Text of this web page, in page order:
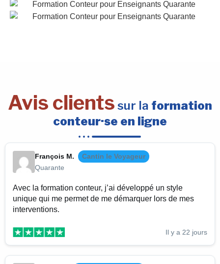
Avis clients sur la formation
conteur·se en ligne
François M.
Cantin le Voyageur
Quarante
Avec la formation conteur, j’ai développé un style
unique qui me permet de me démarquer lors de mes
interventions.
Il y a 22 jours